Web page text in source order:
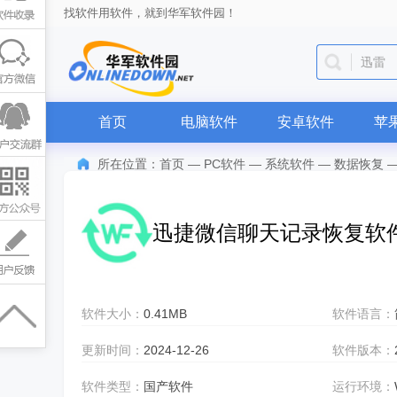
找软件用软件，就到华军软件园！
迅雷
首页 电脑软件 安卓软件 苹
所在位置： 首页 — PC软件 — 系统软件 — 数据恢复
迅捷微信聊天记录恢复软
软件大小： 0.41MB 软件语言：
更新时间： 2024-12-26 软件版本：
软件类型： 国产软件 运行环境：